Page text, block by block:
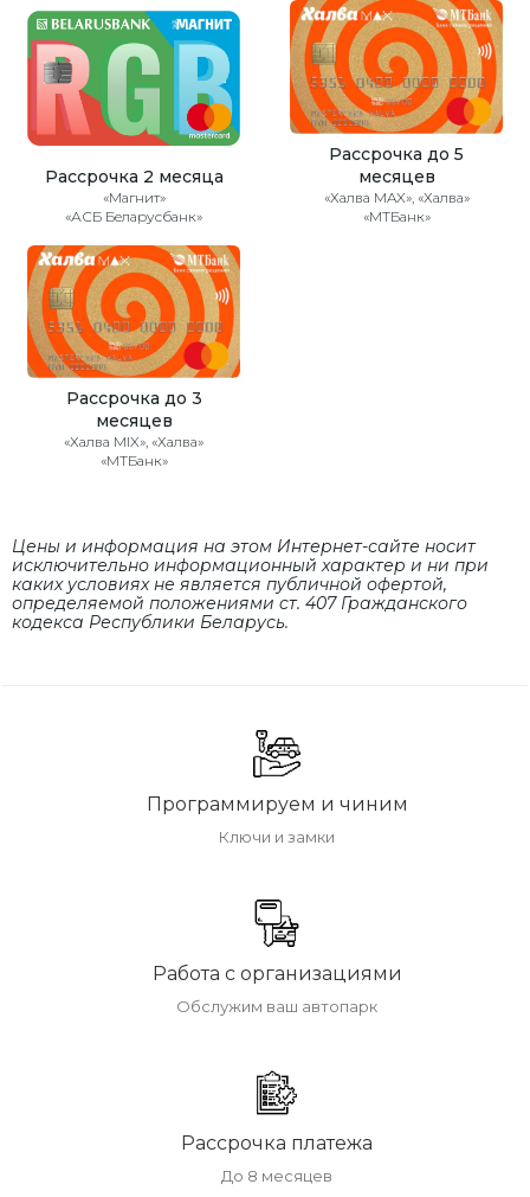
Рассрочка 2 месяца
«Магнит»
«АСБ Беларусбанк»
Рассрочка до 5
месяцев
«Халва MAX», «Халва»
«МТБанк»
Рассрочка до 3
месяцев
«Халва MIX», «Халва»
«МТБанк»
Цены и информация на этом Интернет-сайте носит
исключительно информационный характер и ни при
каких условиях не является публичной офертой,
определяемой положениями cт. 407 Гражданского
кодекса Республики Беларусь.
Программируем и чиним
Ключи и замки
Работа с организациями
Обслужим ваш автопарк
Рассрочка платежа
До 8 месяцев